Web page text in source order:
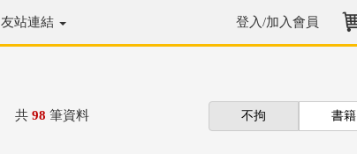
友站連結 登入/加入會員
共 98 筆資料 不拘 書籍